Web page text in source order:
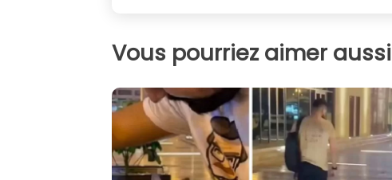
Vous pourriez aimer aussi